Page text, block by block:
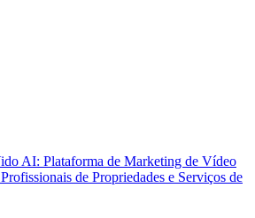
AI: Plataforma de Marketing de Vídeo
de Propriedades e Serviços de